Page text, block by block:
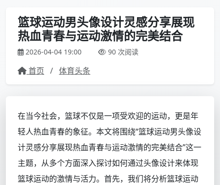
篮球运动男头像设计灵感分享展现
热血青春与运动激情的完美结合
2026-04-04 19:00 90 次阅读
首页 / 体育头条
在当今社会，篮球不仅是一项受欢迎的运动，更是年
轻人热血青春的象征。本文将围绕“篮球运动男头像设
计灵感分享展现热血青春与运动激情的完美结合”这一
主题，从多个方面深入探讨如何通过头像设计来体现
篮球运动的激情与活力。首先，我们将分析篮球运动